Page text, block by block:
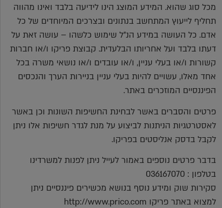
מכל סוג שהוא. המידע המוצג הינו לידיעה בלבד ואינו מהווה
תחליף לייעוץ המתחשב בנתונים ובצרכים המיוחדים של כל
אדם. כל העושה במידע הנ"ל שימוש כלשהו – עושה זאת על
דעתו בלבד ועל אחריותו הבלעדית. קבוצת פריקו ו/או חברות
קשורות ו/או בעלי עניין, ו/או עובדים ו/או נושאי משרה בכל
אחד מאלו, עשויים להיות בעלי עניין בניירות הערך והנכסים
הפיננסיים המוזכרים באתר.
פרטים והסברים באשר לבחינת החשיפות השונות וכן באשר
לאסטרטגיות הניתנות לביצוע על מנת לגדר חשיפות אלו ניתן
לקבל בדסק אנליסטים בפריקו.
בדבר פרטים נוספים באמור לעייל ניתן לפנות למשרדינו
בטלפון : 036167070
סקירות שוק ומידע נוסף בנושא מכשירים פיננסיים ניתן
למצוא באתר פריקו http://www.prico.com